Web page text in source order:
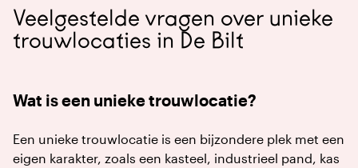
Veelgestelde vragen over unieke
trouwlocaties in De Bilt
Wat is een unieke trouwlocatie?
Een unieke trouwlocatie is een bijzondere plek met een
eigen karakter, zoals een kasteel, industrieel pand, kas